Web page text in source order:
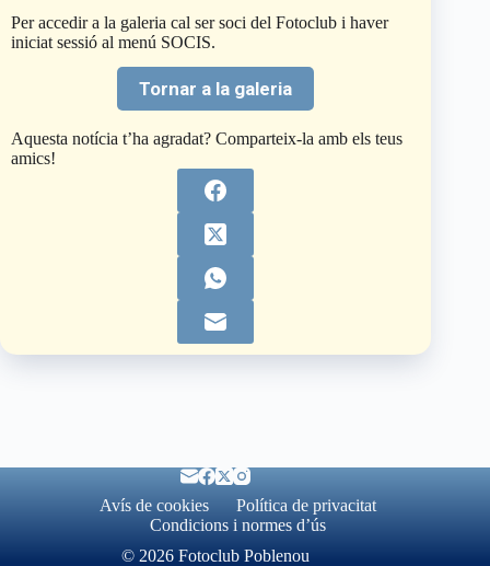
Per accedir a la galeria cal ser soci del Fotoclub i haver
iniciat sessió al menú SOCIS.
Tornar a la galeria
Aquesta notícia t’ha agradat? Comparteix-la amb els teus
amics!
Avís de cookies
Política de privacitat
Condicions i normes d’ús
© 2026 Fotoclub Poblenou